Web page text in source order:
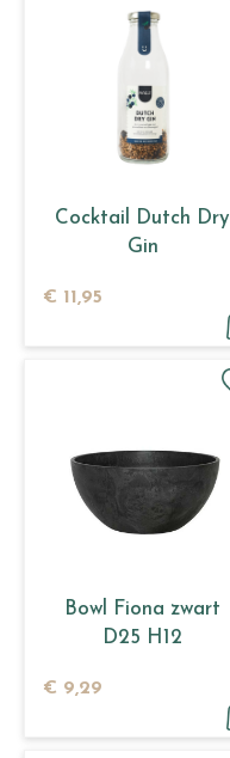
Cocktail Dutch Dry
Gin
€ 11,95
Bowl Fiona zwart
D25 H12
€ 9,29